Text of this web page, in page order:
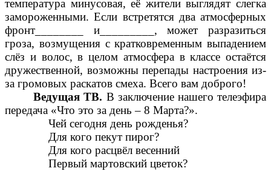
температура минусовая, её жители выглядят слегка
замороженными. Если встретятся два атмосферных
фронт________ и_________, может разразиться
гроза, возмущения с кратковременным выпадением
слёз и волос, в целом атмосфера в классе остаётся
дружественной, возможны перепады настроения из-
за громовых раскатов смеха. Всего вам доброго!
Ведущая ТВ. В заключение нашего телеэфира
передача «Что это за день – 8 Марта?».
Чей сегодня день рожденья?
Для кого пекут пирог?
Для кого расцвёл весенний
Первый мартовский цветок?